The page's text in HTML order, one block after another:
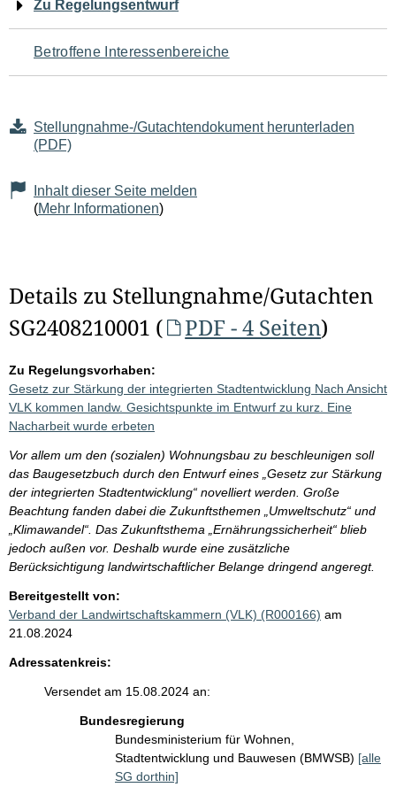
den
Seiteninhalt
Zu Regelungsentwurf
Betroffene Interessenbereiche
Stellungnahme-/Gutachtendokument herunterladen
(PDF)
Inhalt dieser Seite melden
(Mehr Informationen)
Details zu Stellungnahme/Gutachten
SG2408210001 (
PDF - 4 Seiten)
Zu Regelungsvorhaben:
Gesetz zur Stärkung der integrierten Stadtentwicklung Nach Ansicht
VLK kommen landw. Gesichtspunkte im Entwurf zu kurz. Eine
Nacharbeit wurde erbeten
Vor allem um den (sozialen) Wohnungsbau zu beschleunigen soll
das Baugesetzbuch durch den Entwurf eines „Gesetz zur Stärkung
der integrierten Stadtentwicklung“ novelliert werden. Große
Beachtung fanden dabei die Zukunftsthemen „Umweltschutz“ und
„Klimawandel“. Das Zukunftsthema „Ernährungssicherheit“ blieb
jedoch außen vor. Deshalb wurde eine zusätzliche
Berücksichtigung landwirtschaftlicher Belange dringend angeregt.
Bereitgestellt von:
Verband der Landwirtschaftskammern (VLK) (R000166) am
21.08.2024
Adressatenkreis:
Versendet am 15.08.2024 an:
Bundesregierung
Bundesministerium für Wohnen,
Stadtentwicklung und Bauwesen (BMWSB) [alle
SG dorthin]